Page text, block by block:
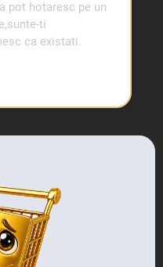
pot hotaresc pe un
ti
ca existati.